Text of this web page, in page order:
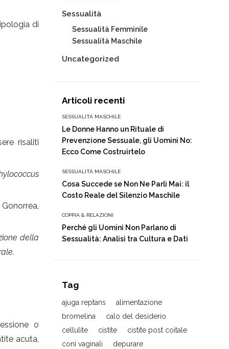
di
risaliti
della
o
acuta,
Sessualità
Sessualità Femminile
Sessualità Maschile
Uncategorized
Articoli recenti
SESSUALITÀ MASCHILE
Le Donne Hanno un Rituale di
Prevenzione Sessuale, gli Uomini No:
Ecco Come Costruirtelo
SESSUALITÀ MASCHILE
Cosa Succede se Non Ne Parli Mai: il
Costo Reale del Silenzio Maschile
COPPIA & RELAZIONI
Perché gli Uomini Non Parlano di
Sessualità: Analisi tra Cultura e Dati
Tag
ajuga reptans
alimentazione
bromelina
calo del desiderio
cellulite
cistite
cistite post coitale
coni vaginali
depurare